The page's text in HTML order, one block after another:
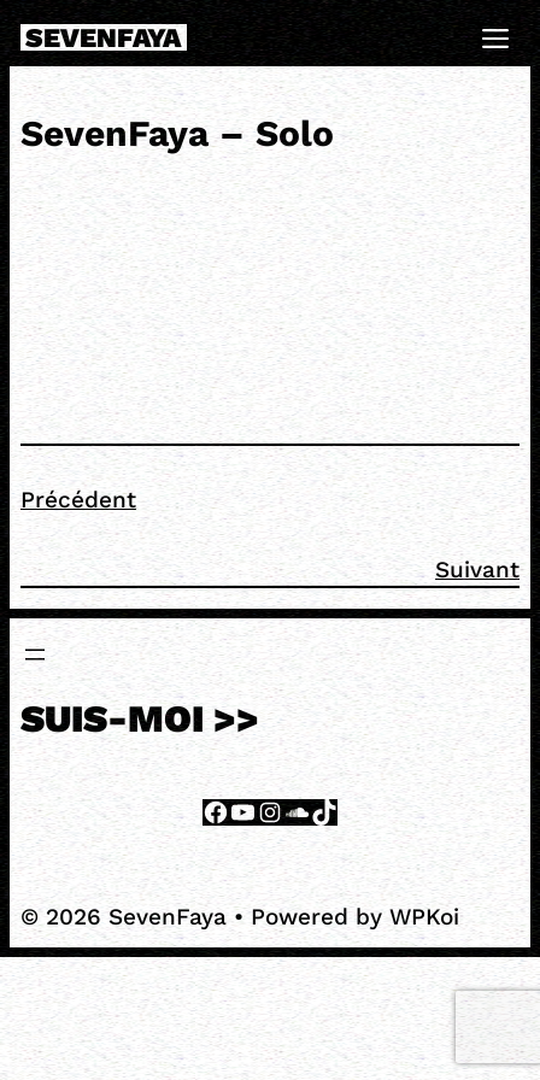
Skip
to
content
SEVENFAYA
SevenFaya – Solo
Précédent
Suivant
SUIS-MOI >>
FacebookYouTubeInstagram
SoundCloudTikTok
© 2026 SevenFaya• Powered by WPKoi